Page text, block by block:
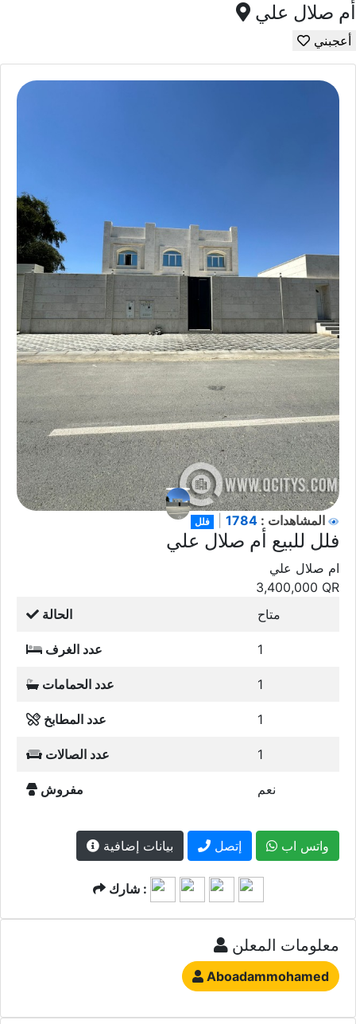
أم صلال علي
أعجبني
فلل المشاهدات :
فلل للبيع أم صلال علي
ام صلال علي
3,400,000 QR
الحالة
متاح
عدد الغرف 1
عدد الحمامات 1
عدد المطابخ 1
عدد الصالات 1
مفروش نعم
بيانات إضافية إتصل واتس اب
شارك :
معلومات المعلن
Aboadammohamed